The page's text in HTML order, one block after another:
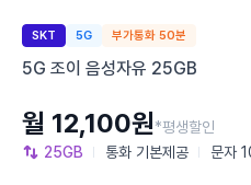
SKT 5G 부가통화 50분
5G 조이 음성자유 25GB
25GB 통화 기본제공 문자
월 12,100원*평생할인